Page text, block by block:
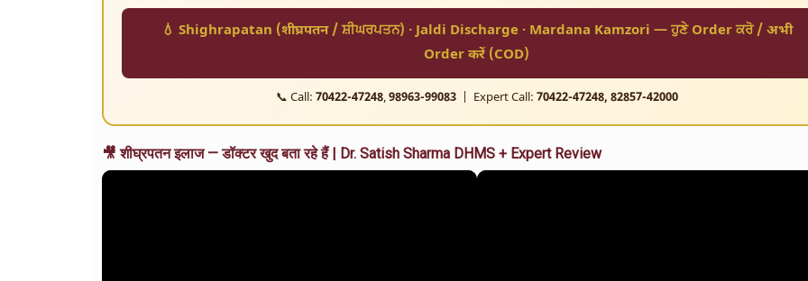
💧 Shighrapatan (शीघ्रपतन / ਸ਼ੀਘਰਪਤਨ) · Jaldi Discharge · Mardana Kamzori — ਹੁਣੇ Order ਕਰੋ / अभी
Order करें (COD)
📞 Call: 70422-47248,98963-99083| Expert Call: 70422-47248, 82857-42000
🎥 शीघ्रपतन इलाज — डॉक्टर खुद बता रहे हैं | Dr. Satish Sharma DHMS + Expert Review